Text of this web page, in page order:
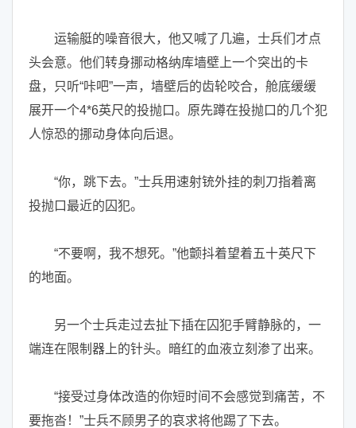
运输艇的噪音很大，他又喊了几遍，士兵们才点
头会意。他们转身挪动格纳库墙壁上一个突出的卡
盘，只听“咔吧”一声，墙壁后的齿轮咬合，舱底缓缓
展开一个4*6英尺的投抛口。原先蹲在投抛口的几个犯
人惊恐的挪动身体向后退。
“你，跳下去。”士兵用速射铳外挂的刺刀指着离
投抛口最近的囚犯。
“不要啊，我不想死。”他颤抖着望着五十英尺下
的地面。
另一个士兵走过去扯下插在囚犯手臂静脉的，一
端连在限制器上的针头。暗红的血液立刻渗了出来。
“接受过身体改造的你短时间不会感觉到痛苦，不
要拖沓！”士兵不顾男子的哀求将他踢了下去。